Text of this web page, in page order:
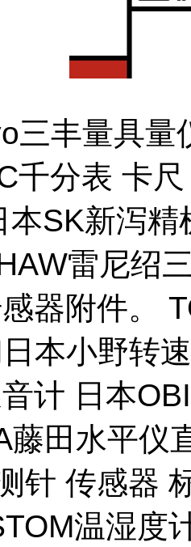
三丰量具
千分表 卡
本SK新泻
雷尼绍
器附件。
本小野转
计 日本
藤田水平仪
针 传感器
温湿度